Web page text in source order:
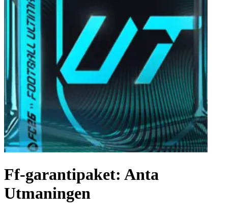
Ff-garantipaket: Anta
Utmaningen